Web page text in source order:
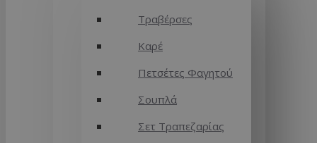
Τραβέρσες
Καρέ
Πετσέτες Φαγητού
Σουπλά
Σετ Τραπεζαρίας